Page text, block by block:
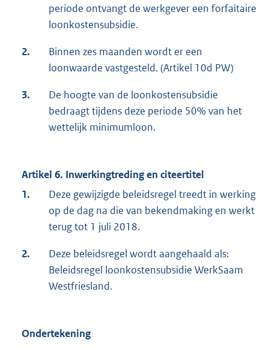
periode ontvangt de werkgever een forfaitaire
loonkostensubsidie.
2.
Binnen zes maanden wordt er een
loonwaarde vastgesteld. (Artikel 10d PW)
3.
De hoogte van de loonkostensubsidie
bedraagt tijdens deze periode 50% van het
wettelijk minimumloon.
Artikel 6. Inwerkingtreding en citeertitel
1.
Deze gewijzigde beleidsregel treedt in werking
op de dag na die van bekendmaking en werkt
terug tot 1 juli 2018.
2.
Deze beleidsregel wordt aangehaald als:
Beleidsregel loonkostensubsidie WerkSaam
Westfriesland.
Ondertekening